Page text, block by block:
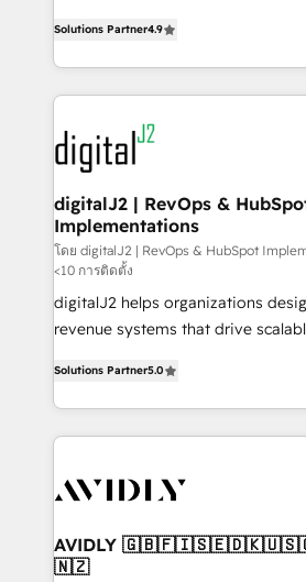
6,500+ Partners) and was named
Partner of the Year 💥 Trusted by 2,500+ companies
www.onthefuze.com/hubspot-admin Contact
learn more!
marketing automation, Growth,
webdesign. Markentive is both a consulting firm, a
digital agency and an integrator.
experts in marketing automation,
CRM and webdesign (We focus on
customers).
Solutions Partner4.9
digitalJ2 | RevOps &
Implementations
โดย digitalJ2 | RevOps & HubSpot
<10 การติดตั้ง
digitalJ2 helps organizations
revenue systems that drive
Partner, we specialize in both
planning and hands-on technical
the operational foundation
Healthcare - Financial Services -
we help: ✔️ Full HubSpot
optimization ✔️ Data migrations,
Solutions Partner5.0
AVIDLY
🇳🇿